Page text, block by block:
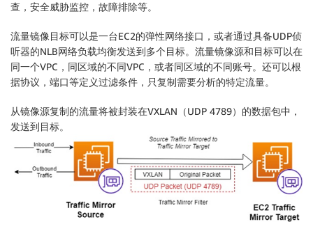
查，安全威胁监控，故障排除等。
流量镜像目标可以是一台EC2的弹性网络接口，或者通过具备UDP侦
听器的NLB网络负载均衡发送到多个目标。流量镜像源和目标可以在
同一个VPC，同区域的不同VPC，或者同区域的不同账号。还可以根
据协议，端口等定义过滤条件，只复制需要分析的特定流量。
从镜像源复制的流量将被封装在VXLAN（UDP 4789）的数据包中，
发送到目标。